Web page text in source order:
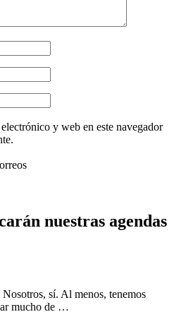
y web en este navegador
nuestras agendas
Nosotros, sí. Al menos, tenemos
mucho de …